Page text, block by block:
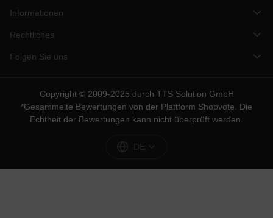
Informationen
Rechtliches
Folgen Sie uns
Copyright © 2009-2025 durch TTS Solution GmbH
*Gesammelte Bewertungen von der Plattform Shopvote. Die
Echtheit der Bewertungen kann nicht überprüft werden.
DE